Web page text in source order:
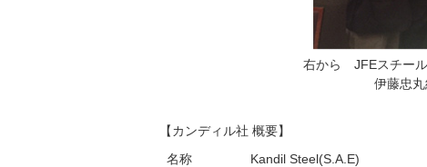
右から JFEスチー
伊藤忠
【カンディル社 概要】
名称
Kandil Steel(S.A.E)